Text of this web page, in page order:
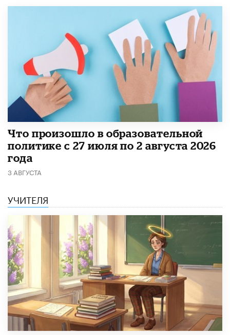
​Что произошло в образовательной
политике с 27 июля по 2 августа 2026
года
3 АВГУСТА
УЧИТЕЛЯ